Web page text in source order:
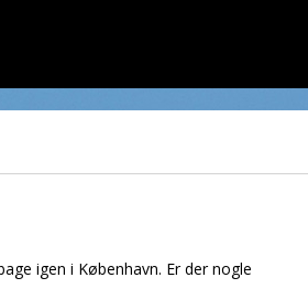
igen i København. Er der nogle